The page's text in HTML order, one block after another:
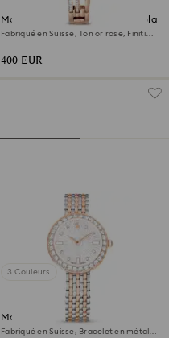
Montre bracelet-jonc Hyperbola
Fabriqué en Suisse, Ton or rose, Finition
400 EUR
3 Couleurs
Montre Matrix tennis 7-link
Fabriqué en Suisse, Bracelet en métal,